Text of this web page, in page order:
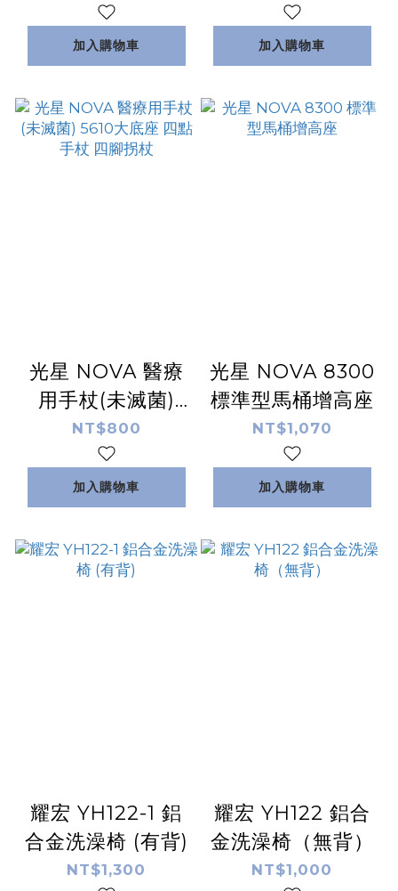
加入購物車 加入購物車
光星 NOVA 醫療
用手杖(未滅菌)
5610大底座 四點
手杖 四腳拐杖
NT$800
加入購物車
光星 NOVA 8300
標準型馬桶增高座
NT$1,070
加入購物車
耀宏 YH122-1 鋁
合金洗澡椅 (有背)
NT$1,300
耀宏 YH122 鋁合
金洗澡椅（無背）
NT$1,000